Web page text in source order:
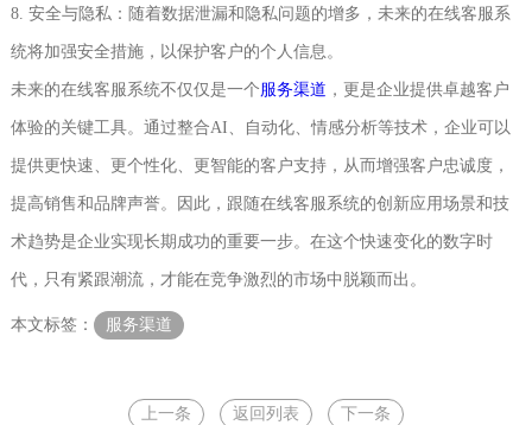
8. 安全与隐私：随着数据泄漏和隐私问题的增多，未来的在线客服系
统将加强安全措施，以保护客户的个人信息。
未来的在线客服系统不仅仅是一个服务渠道 ，更是企业提供卓越客户
体验的关键工具。通过整合AI、自动化、情感分析等技术，企业可以
提供更快速、更个性化、更智能的客户支持，从而增强客户忠诚度，
提高销售和品牌声誉。因此，跟随在线客服系统的创新应用场景和技
术趋势是企业实现长期成功的重要一步。在这个快速变化的数字时
代，只有紧跟潮流，才能在竞争激烈的市场中脱颖而出。
本文标签： 服务渠道
上一条 返回列表 下一条